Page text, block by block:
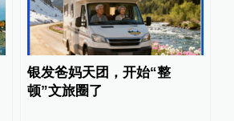
银发爸妈天团，开始“整
顿”文旅圈了